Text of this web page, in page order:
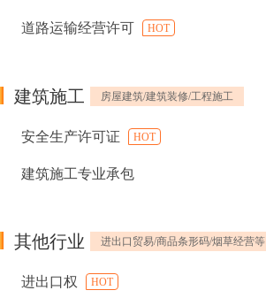
道路运输经营许可 HOT
建筑施工 房屋建筑/建筑装修/工程施工
安全生产许可证 HOT
建筑施工专业承包
其他行业 进出口贸易/商品条形码/烟草经营等
进出口权 HOT